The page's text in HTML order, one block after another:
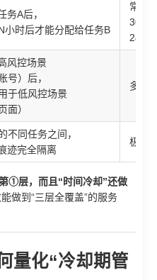
务A后，
小时后才能分配给任务B
常见
30分
24小
风控场景
号）后，
于低风控场景
面）
多数
不同任务之间，
迹完全隔离
极少
①层，而且“时间冷却”还做
做到“三层全覆盖”的服务
量化“冷却期管